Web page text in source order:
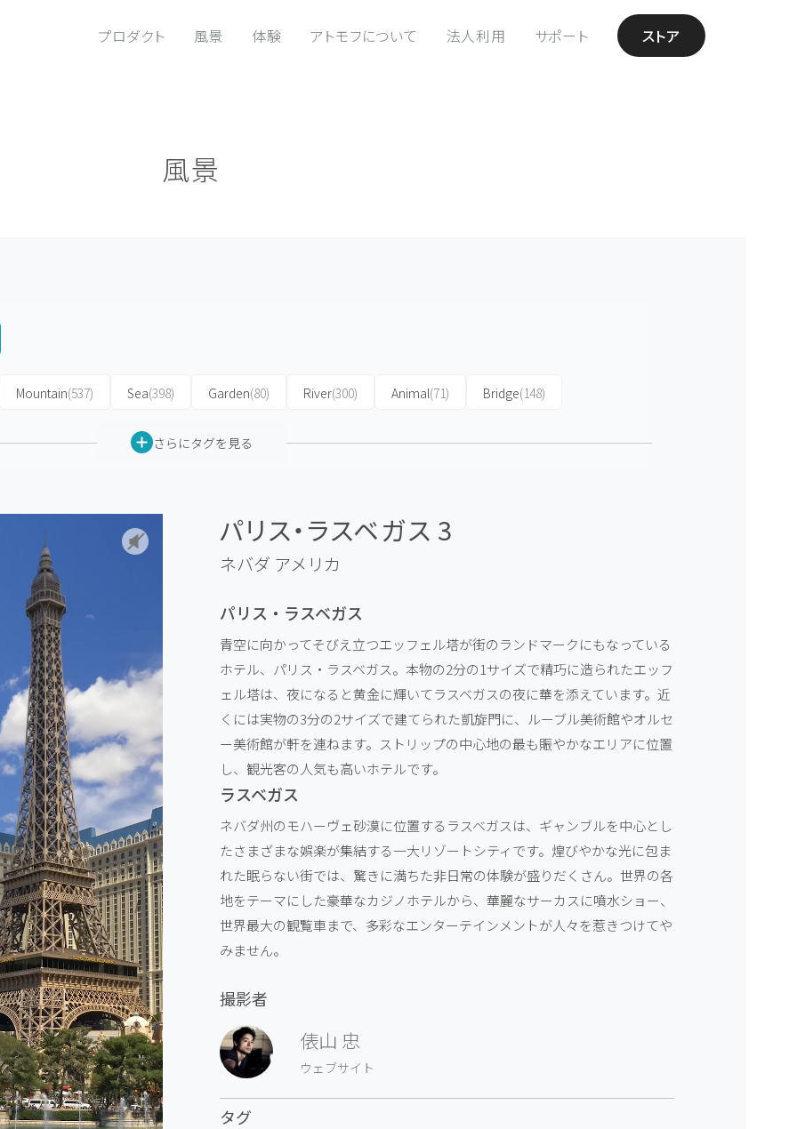
プロダクト 風景 体験 アトモフについて 法人利用 サポート ストア
風景
Mountain(537) Sea(398) Garden(80) River(300) Animal(71) Bridge(148)
さらにタグを見る
パリス・ラスベガス 3
ネバダ アメリカ
パリス・ラスベガス
青空に向かってそびえ立つエッフェル塔が街のランドマークにもなっている
ホテル、パリス・ラスベガス。本物の2分の1サイズで精巧に造られたエッフ
ェル塔は、夜になると黄金に輝いてラスベガスの夜に華を添えています。近
くには実物の3分の2サイズで建てられた凱旋門に、ルーブル美術館やオルセ
ー美術館が軒を連ねます。ストリップの中心地の最も賑やかなエリアに位置
し、観光客の人気も高いホテルです。
ラスベガス
ネバダ州のモハーヴェ砂漠に位置するラスベガスは、ギャンブルを中心とし
たさまざまな娯楽が集結する一大リゾートシティです。煌びやかな光に包ま
れた眠らない街では、驚きに満ちた非日常の体験が盛りだくさん。世界の各
地をテーマにした豪華なカジノホテルから、華麗なサーカスに噴水ショー、
世界最大の観覧車まで、多彩なエンターテインメントが人々を惹きつけてや
みません。
撮影者
俵山 忠
ウェブサイト
タグ